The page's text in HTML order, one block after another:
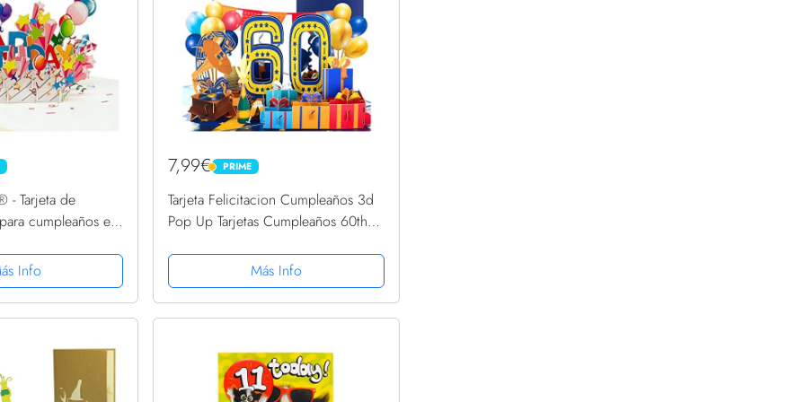
- Tarjeta de
cumpleaños en
formato 13 x
Info
7,99€ PRIME
PRIME
Tarjeta Felicitacion Cumpleaños 3d
Pop Up Tarjetas Cumpleaños 60th
Mujeres Familias Amantes Amigos y
Niños (A 60)
Más Info